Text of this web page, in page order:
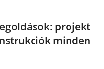
projekt
minden